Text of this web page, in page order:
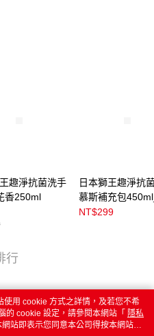
趣淨抗菌洗手
香250ml
日本獅王趣淨抗
慕斯補充包
香
NT$299
行
用 cookie 方式之詳情，及若您不希
的 cookie 設定，請參閱本網站「 隱私
站即表示您同意本公司得按本網站使